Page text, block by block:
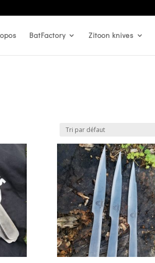
BatFactory Zitoon knives